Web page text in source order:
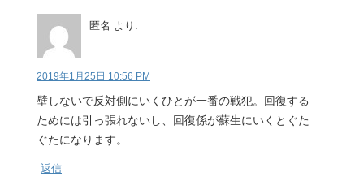
匿名 より:
2019年1月25日 10:56 PM
壁しないで反対側にいくひとが一番の戦犯。回復する
ためには引っ張れないし、回復係が蘇生にいくとぐた
ぐたになります。
返信